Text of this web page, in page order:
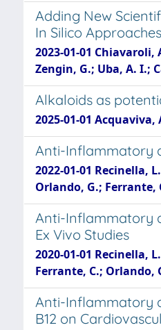
Adding New
In Silico Approaches
2023-01-01
Zengin, G.; Uba, A. I.;
Alkaloids as
2025-01-01
Anti-Inflammatory
2022-01-01 Recinella,
Orlando, G.; Ferrante,
Anti-Inflammatory
Ex Vivo Studies
2020-01-01 Recinella,
Ferrante, C.; Orlando,
Anti-Inflammatory
B12 on